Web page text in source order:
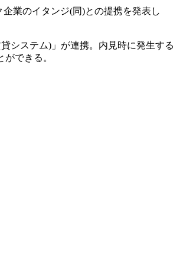
業のイタンジ(同)との提携を発表し
システム)」が連携。内見時に発生する
できる。